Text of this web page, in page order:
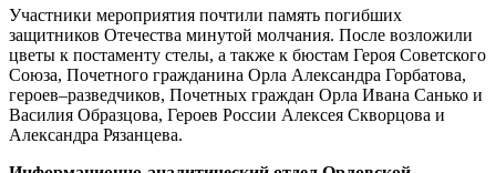
Участники мероприятия почтили память погибших
защитников Отечества минутой молчания. После возложили
цветы к постаменту стелы, а также к бюстам Героя Советского
Союза, Почетного гражданина Орла Александра Горбатова,
героев–разведчиков, Почетных граждан Орла Ивана Санько и
Василия Образцова, Героев России Алексея Скворцова и
Александра Рязанцева.